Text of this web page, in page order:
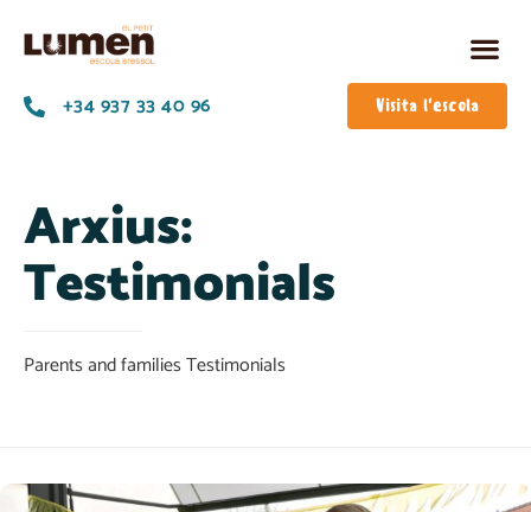
+34 937 33 40 96 Visita l'escola
Arxius:
Testimonials
Parents and families Testimonials